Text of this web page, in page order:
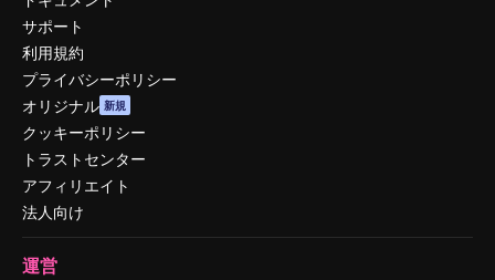
サポート
利用規約
プライバシーポリシー
オリジナル 新規
クッキーポリシー
トラストセンター
アフィリエイト
法人向け
運営